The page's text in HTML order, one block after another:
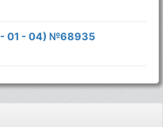
- 01 - 04) №68935